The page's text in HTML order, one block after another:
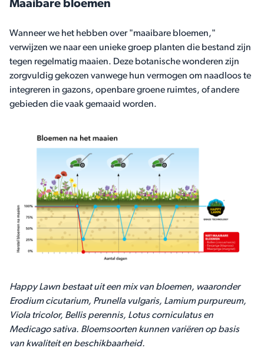
Maaibare bloemen
Wanneer we het hebben over "maaibare bloemen,"
verwijzen we naar een unieke groep planten die bestand zijn
tegen regelmatig maaien. Deze botanische wonderen zijn
zorgvuldig gekozen vanwege hun vermogen om naadloos te
integreren in gazons, openbare groene ruimtes, of andere
gebieden die vaak gemaaid worden.
Happy Lawn bestaat uit een mix van bloemen, waaronder
Erodium cicutarium, Prunella vulgaris, Lamium purpureum,
Viola tricolor, Bellis perennis, Lotus corniculatus en
Medicago sativa. Bloemsoorten kunnen variëren op basis
van kwaliteit en beschikbaarheid.